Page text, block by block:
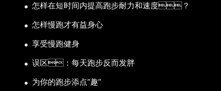
怎样在短时间内提高跑步耐力和速度？
怎样慢跑才有益身心
享受慢跑健身
误区：每天跑步反而发胖
为你的跑步添点“趣”